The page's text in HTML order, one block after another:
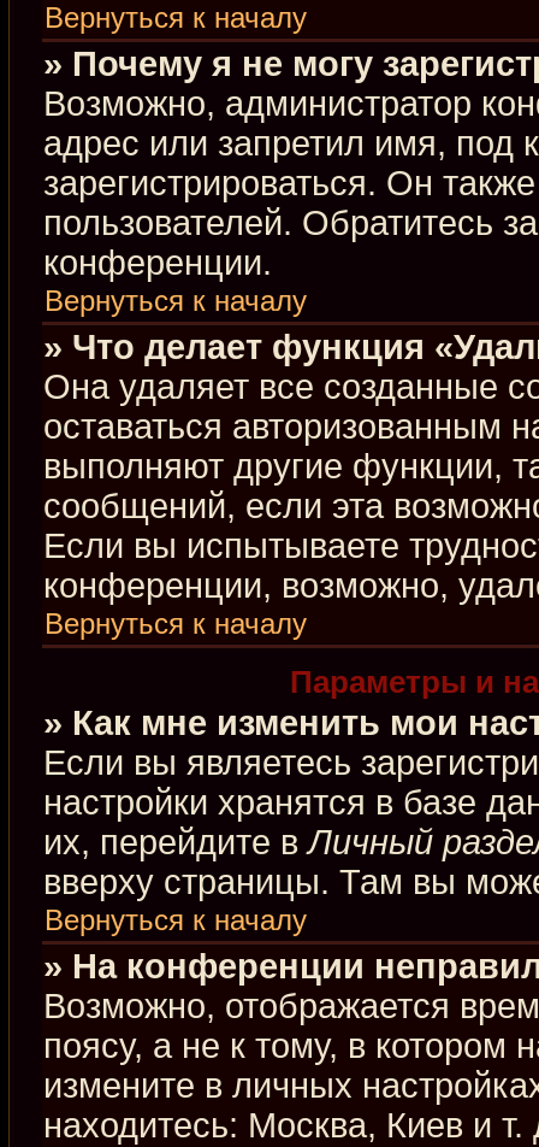
Вернуться к началу
» Почему я не могу
Возможно, администратор
адрес или запретил имя, под
зарегистрироваться. Он
пользователей. Обратитесь
конференции.
Вернуться к началу
» Что делает функция
Она удаляет все созданные
оставаться авторизованным
выполняют другие функции,
сообщений, если эта
Если вы испытываете
конференции, возможно,
Вернуться к началу
Параметры и
» Как мне изменить мои
Если вы являетесь
настройки хранятся в базе
их, перейдите вЛичный
вверху страницы. Там вы
Вернуться к началу
» На конференции
Возможно, отображается
поясу, а не к тому, в котором
измените в личных
находитесь: Москва, Киев и